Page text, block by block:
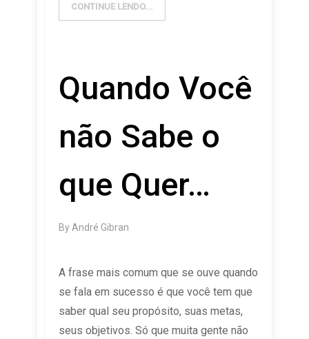
CONTINUE LENDO...
Quando Você
não Sabe o
que Quer…
By André Gibran
A frase mais comum que se ouve quando
se fala em sucesso é que você tem que
saber qual seu propósito, suas metas,
seus objetivos. Só que muita gente não